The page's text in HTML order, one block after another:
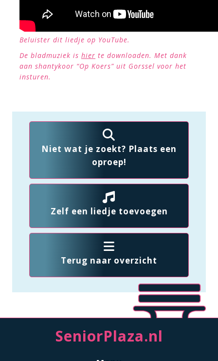
Beluister dit liedje op YouTube.
De bladmuziek is hier te downloaden. Met dank
aan shantykoor “Op Koers” uit Gorssel voor het
insturen.
Niet wat je zoekt? Plaats een
oproep!
Zelf een liedje toevoegen
Terug naar overzicht
SeniorPlaza.nl